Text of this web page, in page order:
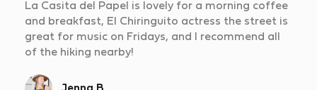
La Casita del Papel is lovely for a morning coffee
and breakfast, El Chiringuito actress the street is
great for music on Fridays, and I recommend all
of the hiking nearby!